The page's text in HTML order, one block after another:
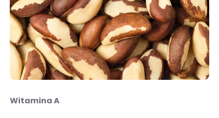
Witamina A